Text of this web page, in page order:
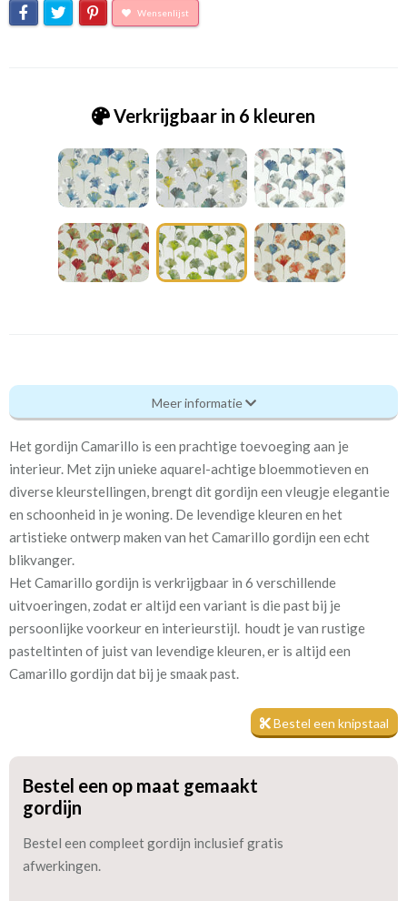
Wensenlijst
Verkrijgbaar in 6 kleuren
Pt_8662-397 Camarillo cactus
Eigenschappen gordijnstof
Artikelnummer
Pt_8662-397 Camarillo
cactus
Patroon: 62 cm
Mate van verduistering:
Geen (voering optioneel
tijdens bestelproces)
Meestal eerder, maar houd
circa 2-3 weken
Katoen
Het materiaal van het Gordijn Camarillo is van hoogwaardig
Meer informatie
Het gordijn Camarillo is een prachtige toevoeging aan je
interieur. Met zijn unieke aquarel-achtige bloemmotieven en
diverse kleurstellingen, brengt dit gordijn een vleugje elegantie
en schoonheid in je woning. De levendige kleuren en het
artistieke ontwerp maken van het Camarillo gordijn een echt
blikvanger.
Het Camarillo gordijn is verkrijgbaar in 6 verschillende
uitvoeringen, zodat er altijd een variant is die past bij je
persoonlijke voorkeur en interieurstijl. houdt je van rustige
pasteltinten of juist van levendige kleuren, er is altijd een
Camarillo gordijn dat bij je smaak past.
Bestel een knipstaal
Bestel een op maat gemaakt
gordijn
Bestel een compleet gordijn inclusief gratis
afwerkingen.